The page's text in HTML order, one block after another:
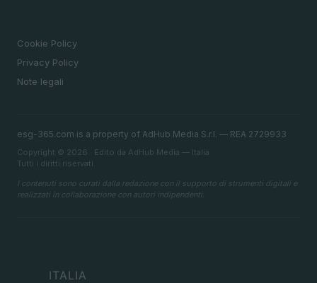
Cookie Policy
Privacy Policy
Note legali
esg-365.com is a property of AdHub Media S.r.l. — REA 2729933
Copyright © 2026 · Edito da AdHub Media — Italia
Tutti i diritti riservati
I contenuti sono curati dalla redazione con il supporto di strumenti digitali e
realizzati in collaborazione con autori indipendenti.
ITALIA